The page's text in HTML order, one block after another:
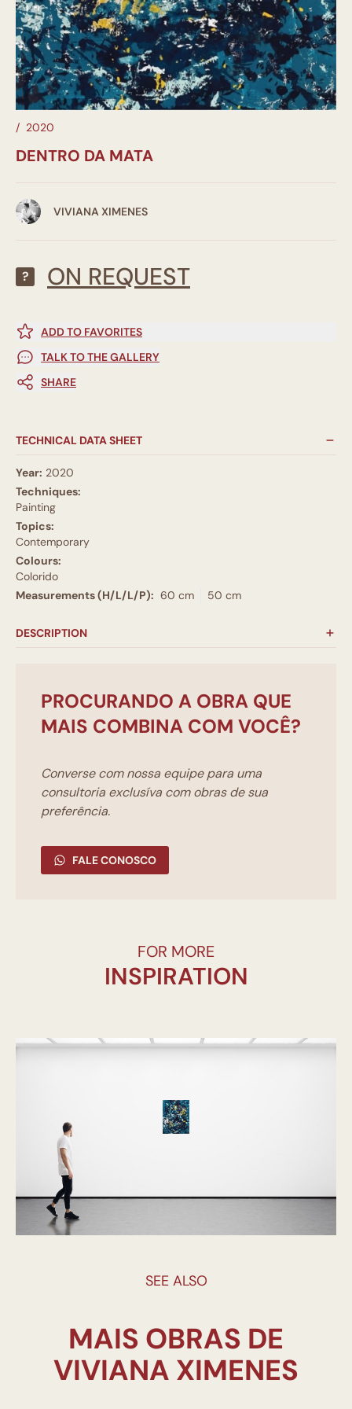
/ 2020
DENTRO DA MATA
VIVIANA XIMENES
? ON REQUEST
ADD TO FAVORITES
TALK TO THE GALLERY
SHARE
TECHNICAL DATA SHEET
Year: 2020
Techniques:
Painting
Topics:
Contemporary
Colours:
Colorido
Measurements (H/L/L/P): 60 cm 50 cm
DESCRIPTION
PROCURANDO A OBRA QUE
MAIS COMBINA COM VOCÊ?
Converse com nossa equipe para uma
consultoria exclusíva com obras de sua
preferência.
FALE CONOSCO
FOR MORE
INSPIRATION
SEE ALSO
MAIS OBRAS DE